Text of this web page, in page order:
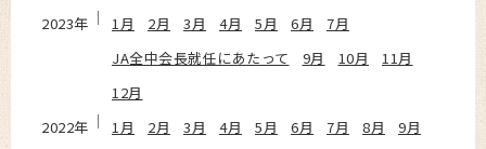
2023年
1月 2月 3月 4月 5月 6月
7月
JA全中会長就任にあたって
9月 10月
11月
12月
2022年
1月 2月 3月 4月 5月 6月 7月 8月
9月